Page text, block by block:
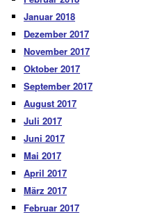
Januar 2018
Dezember 2017
November 2017
Oktober 2017
September 2017
August 2017
Juli 2017
Juni 2017
Mai 2017
April 2017
März 2017
Februar 2017